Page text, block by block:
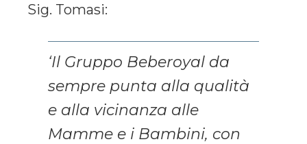
Sig. Tomasi:
‘Il Gruppo Beberoyal da
sempre punta alla qualità
e alla vicinanza alle
Mamme e i Bambini, con